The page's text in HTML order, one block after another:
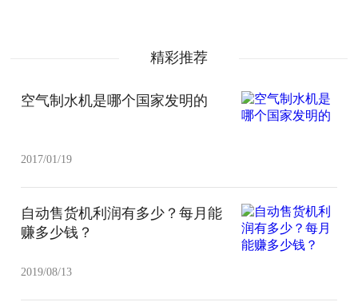
精彩推荐
空气制水机是哪个国家发明的
2017/01/19
自动售货机利润有多少？每月能
赚多少钱？
2019/08/13